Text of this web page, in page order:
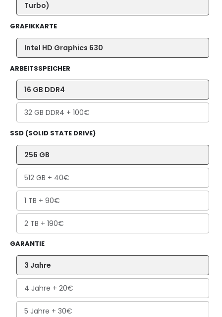
Turbo)
GRAFIKKARTE
Intel HD Graphics 630
ARBEITSSPEICHER
16 GB DDR4
32 GB DDR4 + 100€
SSD (SOLID STATE DRIVE)
256 GB
512 GB + 40€
1 TB + 90€
2 TB + 190€
GARANTIE
3 Jahre
4 Jahre + 20€
5 Jahre + 30€